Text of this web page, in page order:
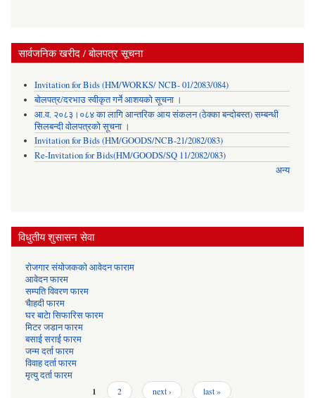
सार्वजनिक खरीद / बोलपत्र सूचना
Invitation for Bids (HM/WORKS/ NCB- 01/2083/084)
बोलपत्र/दरभाउ स्वीकृत गर्ने आशयको सूचना ।
आ.व. २०८३।०८४ का लागि आन्तरिक आय संकलन (ठेक्का बन्दोबस्त) सम्बन्धी
सिलबन्दी वोलपत्रको सूचना ।
Invitation for Bids (HM/GOODS/NCB-21/2082/083)
Re-Invitation for Bids(HM/GOODS/SQ 11/2082/083)
अन्य
विधुतीय शुसासन सेवा
रोजगार संयोजकको आवेदन फाराम
आवेदन फारम
सम्पति विवरण फारम
चैाहदी फारम
घर बाटेा सिफारिस फारम
मिटर जडान फारम
बसाई सराई फारम
जन्म दर्ता फारम
विवाह दर्ता फारम
मृत्यु दर्ता फारम
1 2 next › last »